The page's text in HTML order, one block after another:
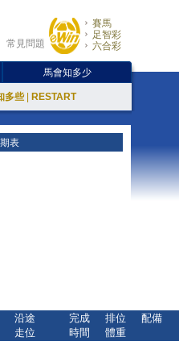
常見問題
賽馬
足智彩
六合彩
馬會知多少
多些 RESTART
表
沿途
走位
完成
時間
排位
體重
配備